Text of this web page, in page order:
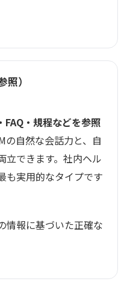
照）
FAQ・規程などを参照
の自然な会話力と、自
立できます。社内ヘル
も実用的なタイプです
情報に基づいた正確な